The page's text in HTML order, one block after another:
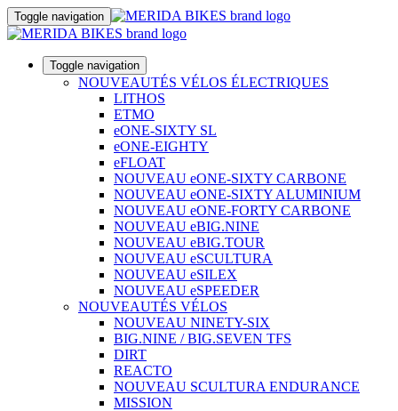
Toggle navigation
Toggle navigation
NOUVEAUTÉS VÉLOS ÉLECTRIQUES
LITHOS
ETMO
eONE-SIXTY SL
eONE-EIGHTY
eFLOAT
NOUVEAU eONE-SIXTY CARBONE
NOUVEAU eONE-SIXTY ALUMINIUM
NOUVEAU eONE-FORTY CARBONE
NOUVEAU eBIG.NINE
NOUVEAU eBIG.TOUR
NOUVEAU eSCULTURA
NOUVEAU eSILEX
NOUVEAU eSPEEDER
NOUVEAUTÉS VÉLOS
NOUVEAU NINETY-SIX
BIG.NINE / BIG.SEVEN TFS
DIRT
REACTO
NOUVEAU SCULTURA ENDURANCE
MISSION